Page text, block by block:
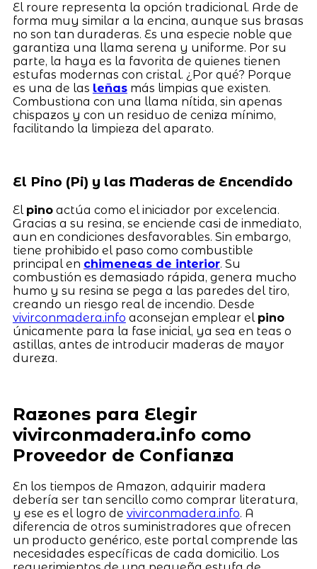
El roure representa la opción tradicional. Arde de
forma muy similar a la encina, aunque sus brasas
no son tan duraderas. Es una especie noble que
garantiza una llama serena y uniforme. Por su
parte, la haya es la favorita de quienes tienen
estufas modernas con cristal. ¿Por qué? Porque
es una de las leñasmás limpias que existen.
Combustiona con una llama nítida, sin apenas
chispazos y con un residuo de ceniza mínimo,
facilitando la limpieza del aparato.
El Pino (Pi) y las Maderas de Encendido
El pinoactúa como el iniciador por excelencia.
Gracias a su resina, se enciende casi de inmediato,
aun en condiciones desfavorables. Sin embargo,
tiene prohibido el paso como combustible
principal en chimeneas de interior. Su
combustión es demasiado rápida, genera mucho
humo y su resina se pega a las paredes del tiro,
creando un riesgo real de incendio. Desde
vivirconmadera.info aconsejan emplear el pino
únicamente para la fase inicial, ya sea en teas o
astillas, antes de introducir maderas de mayor
dureza.
Razones para Elegir
vivirconmadera.info como
Proveedor de Confianza
En los tiempos de Amazon, adquirir madera
debería ser tan sencillo como comprar literatura,
y ese es el logro de vivirconmadera.info. A
diferencia de otros suministradores que ofrecen
un producto genérico, este portal comprende las
necesidades específicas de cada domicilio. Los